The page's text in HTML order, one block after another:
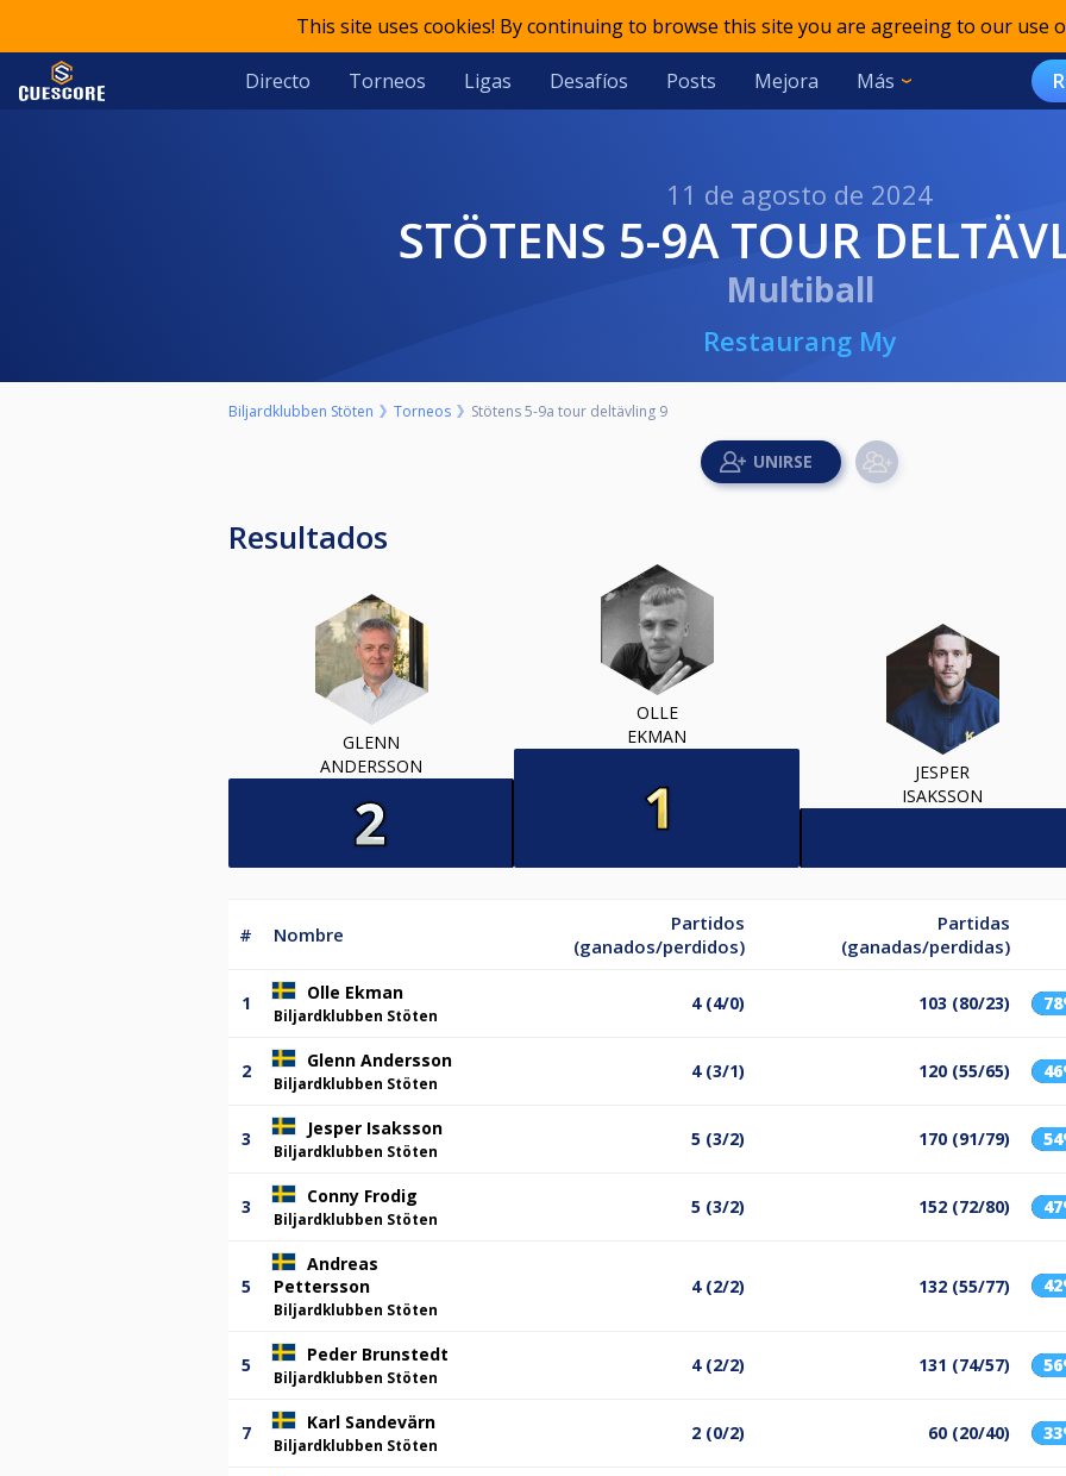
This site uses cookies! By continuing to browse this site you are agreeing to our use
Directo Torneos Ligas Desafíos Posts Mejora Más
11 de agosto de 2024
STÖTENS 5-9A TOUR
Multiball
Restaurang My
Biljardklubben Stöten Torneos Stötens 5-9a tour deltävling 9
Resultados
GLENN
ANDERSSON
OLLE
EKMAN
JESPER
ISAKSSON
# Nombre
Partidos
(ganados/perdidos)
Partidas
(ganadas/perdidas)
1 Olle Ekman
Biljardklubben Stöten
4 (4/0) 103 (80/23)
2 Glenn Andersson
Biljardklubben Stöten
4 (3/1) 120 (55/65)
3 Jesper Isaksson
Biljardklubben Stöten
5 (3/2) 170 (91/79)
3 Conny Frodig
Biljardklubben Stöten
5 (3/2) 152 (72/80)
5
Andreas
Pettersson
Biljardklubben Stöten
4 (2/2) 132 (55/77)
5 Peder Brunstedt
Biljardklubben Stöten
4 (2/2) 131 (74/57)
7 Karl Sandevärn
Biljardklubben Stöten
2 (0/2) 60 (20/40)